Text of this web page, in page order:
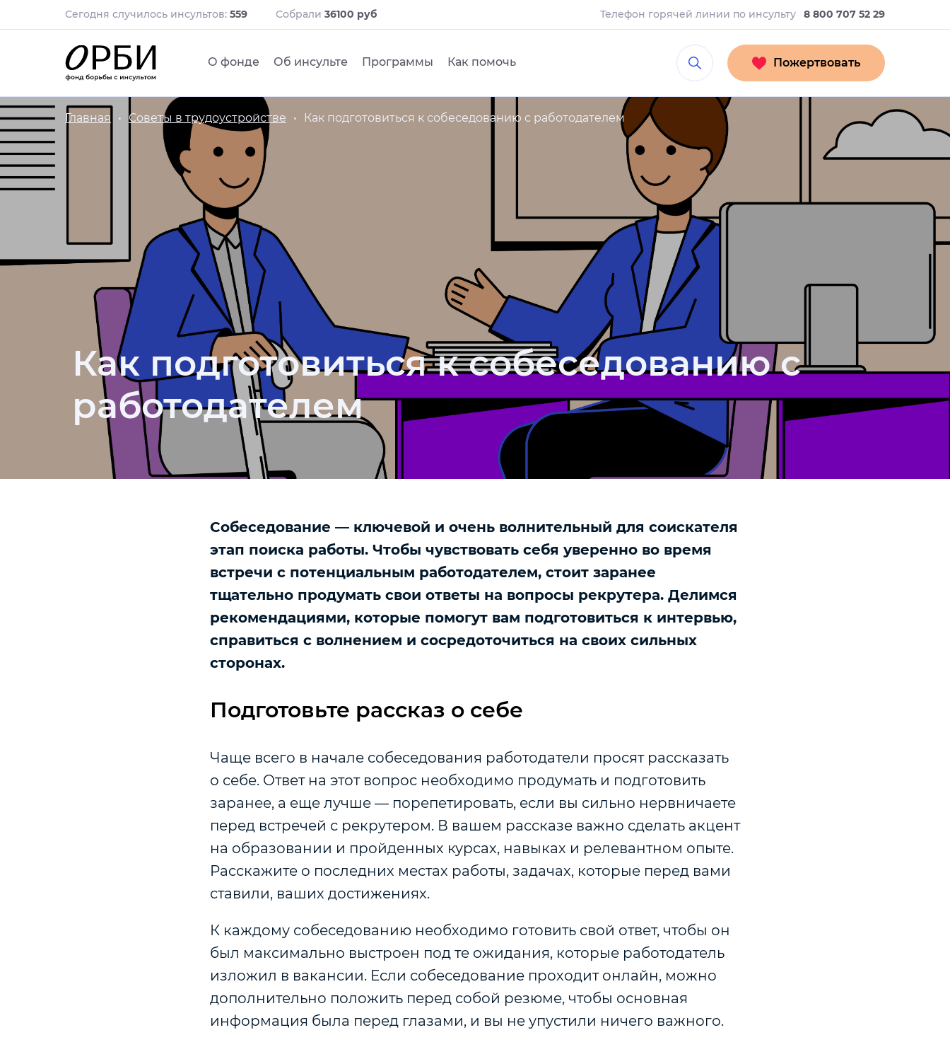
Сегодня случилось инсультов: 559 Собрали 36100 руб Телефон горячей линии по инсульту 8 800 707 52 29
О фонде Об инсульте Программы Как помочь Пожертвовать
Главная Советы в трудоустройстве Как подготовиться к собеседованию с работодателем
Как подготовиться к собеседованию с
работодателем
Собеседование — ключевой и очень волнительный для соискателя
этап поиска работы. Чтобы чувствовать себя уверенно во время
встречи с потенциальным работодателем, стоит заранее
тщательно продумать свои ответы на вопросы рекрутера. Делимся
рекомендациями, которые помогут вам подготовиться к интервью,
справиться с волнением и сосредоточиться на своих сильных
сторонах.
Подготовьте рассказ о себе
Чаще всего в начале собеседования работодатели просят рассказать
о себе. Ответ на этот вопрос необходимо продумать и подготовить
заранее, а еще лучше — порепетировать, если вы сильно нервничаете
перед встречей с рекрутером. В вашем рассказе важно сделать акцент
на образовании и пройденных курсах, навыках и релевантном опыте.
Расскажите о последних местах работы, задачах, которые перед вами
ставили, ваших достижениях.
К каждому собеседованию необходимо готовить свой ответ, чтобы он
был максимально выстроен под те ожидания, которые работодатель
изложил в вакансии. Если собеседование проходит онлайн, можно
дополнительно положить перед собой резюме, чтобы основная
информация была перед глазами, и вы не упустили ничего важного.